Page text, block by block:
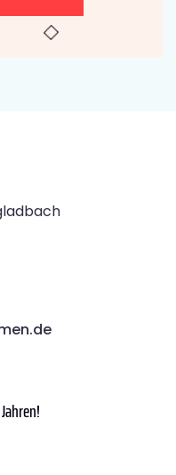
Jahren!